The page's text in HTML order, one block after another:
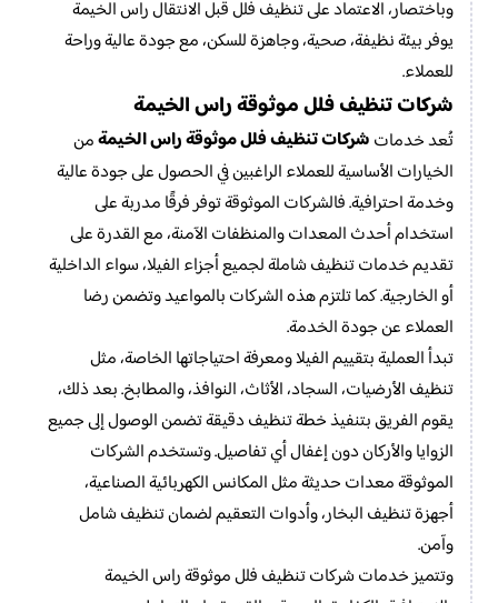
وباختصار، الاعتماد على تنظيف فلل قبل الانتقال راس الخيمة
يوفر بيئة نظيفة، صحية، وجاهزة للسكن، مع جودة عالية وراحة
للعملاء.
شركات تنظيف فلل موثوقة راس الخيمة
تُعد خدماتشركات تنظيف فلل موثوقة راس الخيمةمن
الخيارات الأساسية للعملاء الراغبين في الحصول على جودة عالية
وخدمة احترافية. فالشركات الموثوقة توفر فرقًا مدربة على
استخدام أحدث المعدات والمنظفات الآمنة، مع القدرة على
تقديم خدمات تنظيف شاملة لجميع أجزاء الفيلا، سواء الداخلية
أو الخارجية. كما تلتزم هذه الشركات بالمواعيد وتضمن رضا
العملاء عن جودة الخدمة.
تبدأ العملية بتقييم الفيلا ومعرفة احتياجاتها الخاصة، مثل
تنظيف الأرضيات، السجاد، الأثاث، النوافذ، والمطابخ. بعد ذلك،
يقوم الفريق بتنفيذ خطة تنظيف دقيقة تضمن الوصول إلى جميع
الزوايا والأركان دون إغفال أي تفاصيل. وتستخدم الشركات
الموثوقة معدات حديثة مثل المكانس الكهربائية الصناعية،
أجهزة تنظيف البخار، وأدوات التعقيم لضمان تنظيف شامل
وآمن.
وتتميز خدمات شركات تنظيف فلل موثوقة راس الخيمة